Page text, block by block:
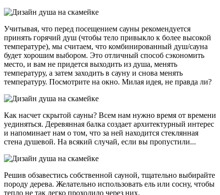
Учитывая, что перед посещением сауны рекомендуется
принять горячий душ (чтобы тело привыкло к более высокой
температуре), мы считаем, что комбинированный душ/сауна
будет хорошим выбором. Это отличный способ сэкономить
место, и вам не придется выходить из душа, менять
температуру, а затем заходить в сауну и снова менять
температуру. Посмотрите на окно. Милая идея, не правда ли?
Как насчет скрытой сауны? Всем нам нужно время от времени
уединяться. Деревянная балка создает архитектурный интерес
и напоминает нам о том, что за ней находится стеклянная
стена душевой. На всякий случай, если вы пропустили...
Решив обзавестись собственной сауной, тщательно выбирайте
породу дерева. Желательно использовать ель или сосну, чтобы
тепло не так легко проходило через них.